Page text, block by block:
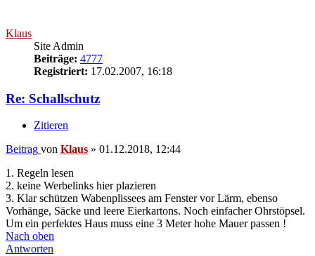
Klaus
Site Admin
Beiträge: 4777
Registriert: 17.02.2007, 16:18
Re: Schallschutz
Zitieren
Beitrag von Klaus » 01.12.2018, 12:44
1. Regeln lesen
2. keine Werbelinks hier plazieren
3. Klar schützen Wabenplissees am Fenster vor Lärm, ebenso
Vorhänge, Säcke und leere Eierkartons. Noch einfacher Ohrstöpsel.
Um ein perfektes Haus muss eine 3 Meter hohe Mauer passen !
Nach oben
Antworten